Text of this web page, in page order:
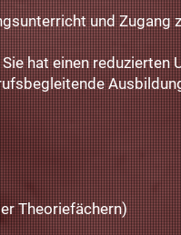
und Zugang
hat einen reduzierten
Theoriefächern)